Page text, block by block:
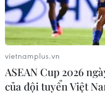
nhằm tạo lập các mối
người nhập cư trên nhiều
vietnamplus.vn
ASEAN Cup 2026
của đội tuyển Việt